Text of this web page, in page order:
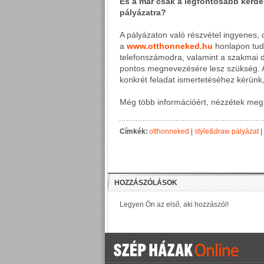
pályázatra?
A pályázaton való részvétel
a www.otthonneked.hu honlapon
telefonszámodra, valamint a szakmai
pontos megnevezésére lesz
konkrét feladat ismertetéséhez
Még több információért, nézzétek
Címkék:otthonneked style&draw pályázat|